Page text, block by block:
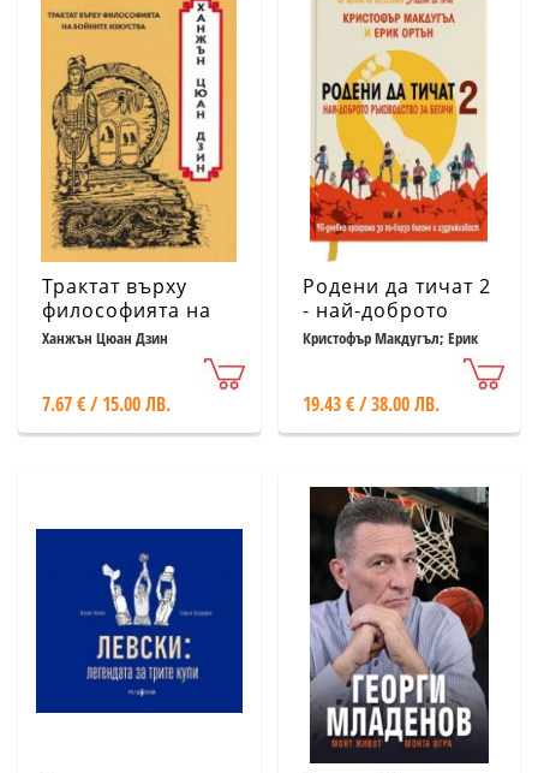
Трактат върху
философията на
бойните изкуства
Ханжън Цюан Дзин
7.67 € / 15.00 ЛВ.
Родени да тичат 2
- най-доброто
ръководство за
Кристофър Макдугъл; Ерик
19.43 € / 38.00 ЛВ.